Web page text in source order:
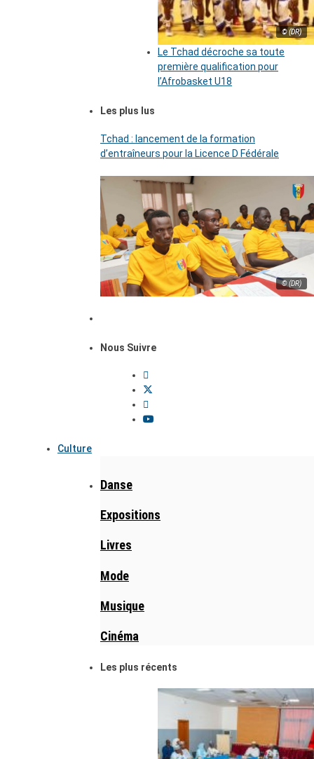
© (DR)
Le Tchad décroche sa toute
première qualification pour
l’Afrobasket U18
Les plus lus
Tchad : lancement de la formation
d’entraîneurs pour la Licence D Fédérale
© (DR)
Nous Suivre
Culture
Danse
Expositions
Livres
Mode
Musique
Cinéma
Les plus récents